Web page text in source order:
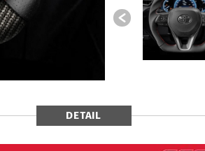
Previous
DETAIL